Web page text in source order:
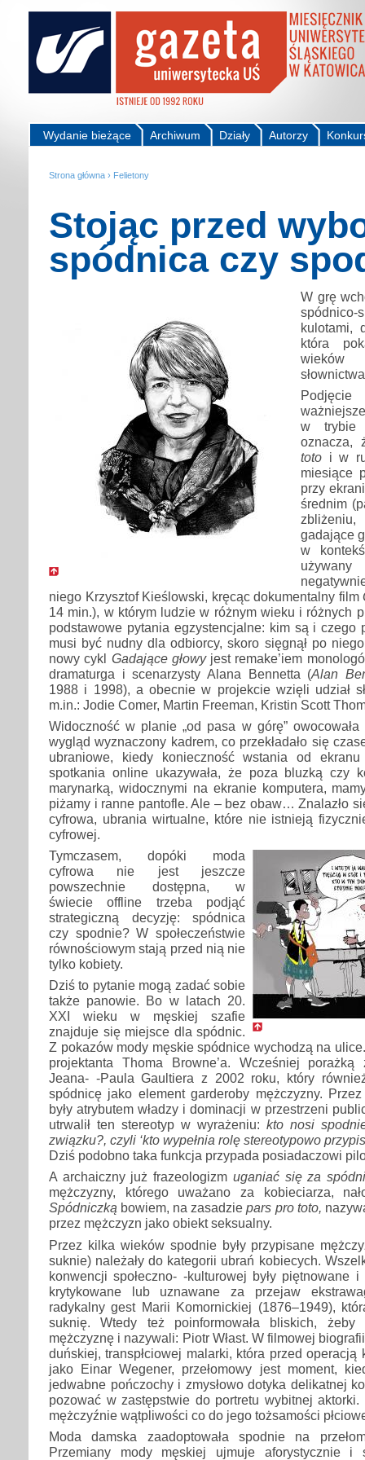
Autorzy
Działy
Archiwum
Wydanie bieżące
Strona główna › Felietony
Stojąc przed
spódnica czy
W grę
kulotami,
która
w trybie
oznacza,
toto i w
miesiące
przy
średnim
gadające
w
używany
niego Krzysztof Kieślowski, kręcąc dokumentalny film
14 min.), w którym ludzie w różnym wieku i różnych
podstawowe pytania egzystencjalne: kim są i czego
musi być nudny dla odbiorcy, skoro sięgnął po
nowy cykl Gadające głowyjest remake’iem
dramaturga i scenarzysty Alana Bennetta (Alan
1988 i 1998), a obecnie w projekcie wzięli udział
m.in.: Jodie Comer, Martin Freeman, Kristin Scott
Widoczność w planie „od pasa w górę”
wygląd wyznaczony kadrem, co przekładało się
ubraniowe, kiedy konieczność wstania od
spotkania online ukazywała, że poza bluzką czy
marynarką, widocznymi na ekranie komputera,
piżamy i ranne pantofle. Ale – bez obaw… Znalazło
cyfrowa, ubrania wirtualne, które nie istnieją
cyfrowej.
Tymczasem, dopóki moda
cyfrowa nie jest jeszcze
powszechnie dostępna, w
świecie offline trzeba podjąć
strategiczną decyzję: spódnica
czy spodnie? W społeczeństwie
równościowym stają przed nią nie
tylko kobiety.
Dziś to pytanie mogą zadać sobie
także panowie. Bo w latach 20.
XXI wieku w męskiej szafie
znajduje się miejsce dla spódnic.
Z pokazów mody męskie spódnice wychodzą na
projektanta Thoma Browne’a. Wcześniej porażką
Jeana- -Paula Gaultiera z 2002 roku, który
spódnicę jako element garderoby mężczyzny.
były atrybutem władzy i dominacji w przestrzeni
utrwalił ten stereotyp w wyrażeniu: kto nosi
związku?, czyli ‘kto wypełnia rolę stereotypowo
Dziś podobno taka funkcja przypada posiadaczowi
A archaiczny już frazeologizm uganiać się za
mężczyzny, którego uważano za kobieciarza,
Spódniczką bowiem, na zasadziepars pro toto,
przez mężczyzn jako obiekt seksualny.
Przez kilka wieków spodnie były przypisane
suknie) należały do kategorii ubrań kobiecych.
konwencji społeczno- -kulturowej były piętnowane
krytykowane lub uznawane za przejaw
radykalny gest Marii Komornickiej (1876–1949),
suknię. Wtedy też poinformowała bliskich,
mężczyznę i nazywali: Piotr Włast. W filmowej
duńskiej, transpłciowej malarki, która przed operacją
jako Einar Wegener, przełomowy jest moment,
jedwabne pończochy i zmysłowo dotyka delikatnej
pozować w zastępstwie do portretu wybitnej
mężczyźnie wątpliwości co do jego tożsamości
Moda damska zaadoptowała spodnie na
Przemiany mody męskiej ujmuje aforystycznie i